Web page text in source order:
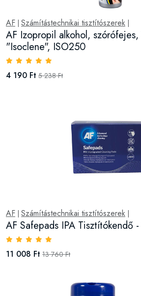
AF Számítástechnikai tisztítószerek
AF Izopropil alkohol,
"Isoclene", ISO250
4 190 Ft 5 238 Ft
AF Számítástechnikai tisztítószerek
AF Safepads IPA Tisztítókendő
11 008 Ft 13 760 Ft